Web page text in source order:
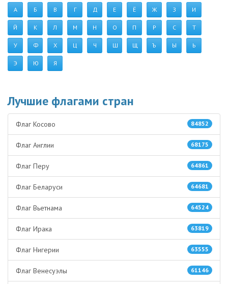
А Б В Г Д Е Ё Ж З И
Й К Л М Н О П Р С Т
У Ф Х Ц Ч Ш Щ Ъ Ы Ь
Э Ю Я
Лучшие флагами стран
84852
Флаг Косово
68175
Флаг Англии
64861
Флаг Перу
64681
Флаг Беларуси
64524
Флаг Вьетнама
63819
Флаг Ирака
63555
Флаг Нигерии
61146
Флаг Венесуэлы